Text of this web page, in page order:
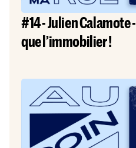
#14 - Julien
que l’immobilier !